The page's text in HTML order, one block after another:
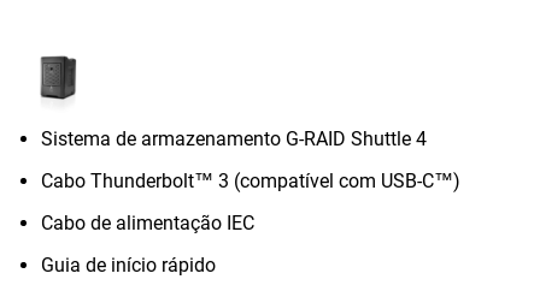
Sistema de armazenamento G-RAID Shuttle 4
Cabo Thunderbolt™ 3 (compatível com USB-C™)
Cabo de alimentação IEC
Guia de início rápido